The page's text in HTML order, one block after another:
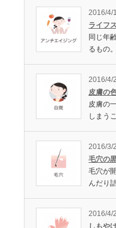
2016/4/
ライフ
同じ年
るもの
2016/4/
皮膚の
皮膚の
しまう
2016/3/
毛穴の
毛穴が
んだり
2016/4/
しもや